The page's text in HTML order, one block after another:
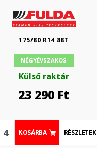
175/80 R14 88T
NÉGYÉVSZAKOS
Külső raktár
23 290 Ft
KOSÁRBA RÉSZLETEK